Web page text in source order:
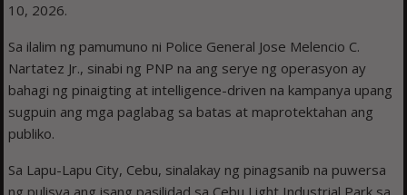
10, 2026.
Sa ilalim ng pamumuno ni Police General Jose Melencio C.
Nartatez Jr., sinabi ng PNP na ang serye ng operasyon ay
bahagi ng pinaigting at intelligence-driven na kampanya upang
sugpuin ang mga paglabag sa batas at maprotektahan ang
publiko.
Sa Lapu-Lapu City, Cebu, sinalakay ng pinagsanib na puwersa